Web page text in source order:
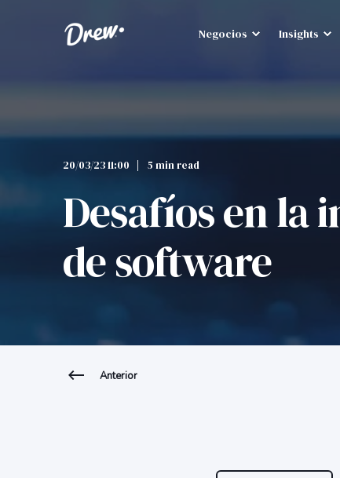
Negocios Insights
20/03/23 11:00 5 min read
Desafíos en la
de software
Anterior